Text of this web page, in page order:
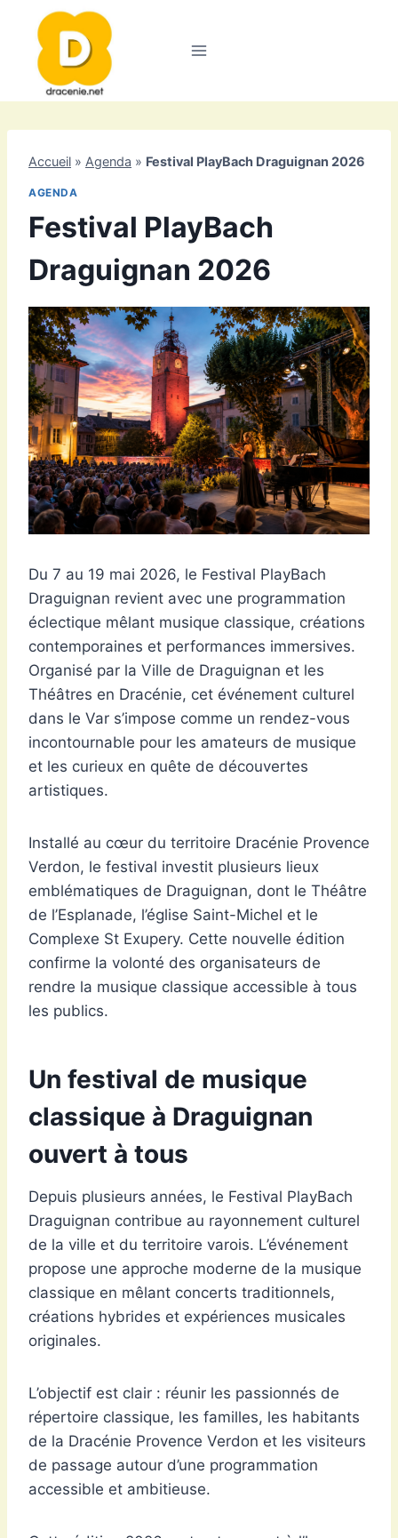
contenu
Accueil » Agenda » Festival PlayBach Draguignan 2026
AGENDA
Festival PlayBach
Draguignan 2026
Du 7 au 19 mai 2026, le Festival PlayBach
Draguignan revient avec une programmation
éclectique mêlant musique classique, créations
contemporaines et performances immersives.
Organisé par la Ville de Draguignan et les
Théâtres en Dracénie, cet événement culturel
dans le Var s’impose comme un rendez-vous
incontournable pour les amateurs de musique
et les curieux en quête de découvertes
artistiques.
Installé au cœur du territoire Dracénie Provence
Verdon, le festival investit plusieurs lieux
emblématiques de Draguignan, dont le Théâtre
de l’Esplanade, l’église Saint-Michel et le
Complexe St Exupery. Cette nouvelle édition
confirme la volonté des organisateurs de
rendre la musique classique accessible à tous
les publics.
Un festival de musique
classique à Draguignan
ouvert à tous
Depuis plusieurs années, le Festival PlayBach
Draguignan contribue au rayonnement culturel
de la ville et du territoire varois. L’événement
propose une approche moderne de la musique
classique en mêlant concerts traditionnels,
créations hybrides et expériences musicales
originales.
L’objectif est clair : réunir les passionnés de
répertoire classique, les familles, les habitants
de la Dracénie Provence Verdon et les visiteurs
de passage autour d’une programmation
accessible et ambitieuse.